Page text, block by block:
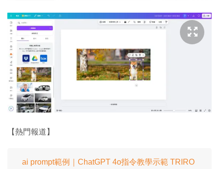
【熱門報道】
ai prompt範例｜ChatGPT 4o指令教學示範 TRIRO